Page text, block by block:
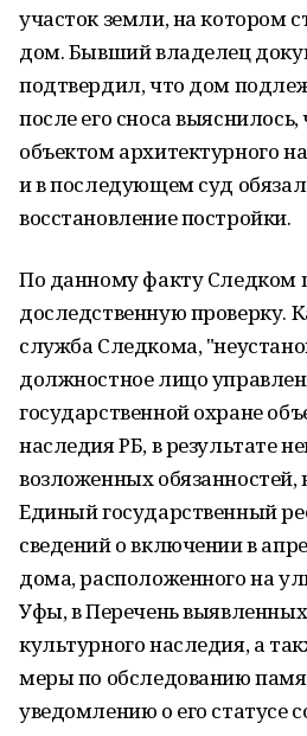
участок земли, на котором
дом. Бывший владелец
подтвердил, что дом
после его сноса
объектом архитектурного
и в последующем суд
восстановление постройки.
По данному факту Следком
доследственную проверку.
служба Следкома,
должностное лицо
государственной охране
наследия РБ, в результате
возложенных обязанностей,
Единый государственный
сведений о включении в
дома, расположенного на
Уфы, в Перечень
культурного наследия, а
меры по обследованию
уведомлению о его статусе